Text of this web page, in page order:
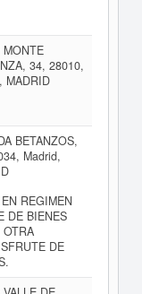
MONTE
34, 28010,
MADRID
BETANZOS,
Madrid,
REGIMEN
DE BIENES
DE